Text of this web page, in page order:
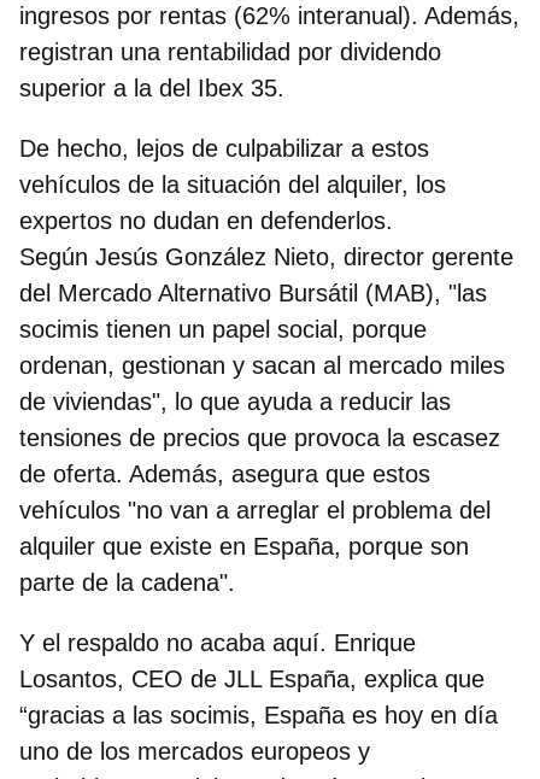
ingresos por rentas (62% interanual). Además,
registran una rentabilidad por dividendo
superior a la del Ibex 35.
De hecho, lejos de culpabilizar a estos
vehículos de la situación del alquiler, los
expertos no dudan en defenderlos.
Según Jesús González Nieto, director gerente
del Mercado Alternativo Bursátil (MAB), "las
socimis tienen un papel social, porque
ordenan, gestionan y sacan al mercado miles
de viviendas", lo que ayuda a reducir las
tensiones de precios que provoca la escasez
de oferta. Además, asegura que estos
vehículos "no van a arreglar el problema del
alquiler que existe en España, porque son
parte de la cadena".
Y el respaldo no acaba aquí. Enrique
Losantos, CEO de JLL España, explica que
“gracias a las socimis, España es hoy en día
uno de los mercados europeos y